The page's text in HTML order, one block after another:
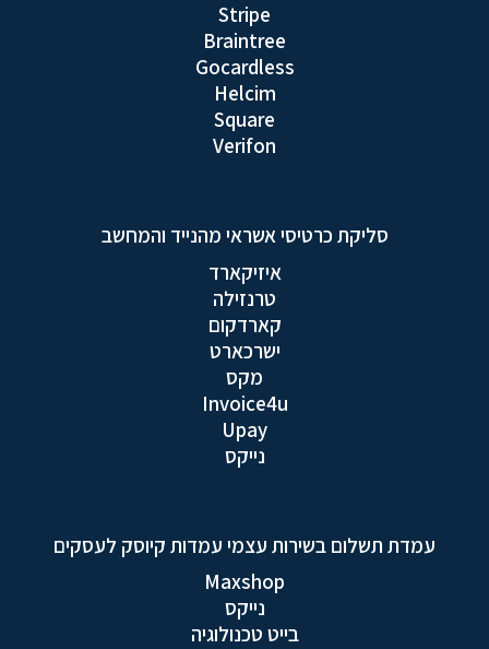
Stripe
Braintree
Gocardless
Helcim
Square
Verifon
סליקת כרטיסי אשראי מהנייד והמחשב
איזיקארד
טרנזילה
קארדקום
ישרכארט
מקס
Invoice4u
Upay
נייקס
עמדת תשלום בשירות עצמי עמדות קיוסק לעסקים
Maxshop
נייקס
בייט טכנולוגיה